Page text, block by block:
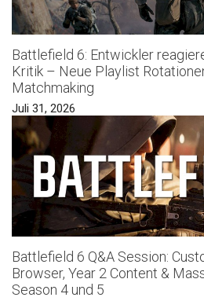
Battlefield 6: Entwickler
Kritik – Neue Playlist
Matchmaking
Juli 31, 2026
Battlefield 6 Q&A Session:
Browser, Year 2 Content &
Season 4 und 5